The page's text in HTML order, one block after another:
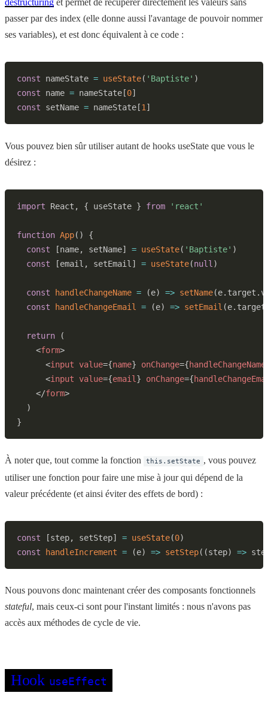
destructuring et permet de récupérer directement les valeurs sans
passer par des index (elle donne aussi l'avantage de pouvoir nommer
ses variables), et est donc équivalent à ce code :
const nameState = useState( 'Baptiste' )
const name = nameState [0]
const setName = nameState [1 ]
Vous pouvez bien sûr utiliser autant de hooks useState que vous le
désirez :
import React , { useState } from 'react'
function App( )
{
const
[name, setName] = useState( 'Baptiste' )
const
[email , setEmail ] = useState(null )
const handleChangeName = (e) => setName(e. target .
const
handleChangeEmail = (e) => setEmail (e. target
return
(
<form>
<input value={name} onChange={handleChangeName
<input value={email } onChange={
</form>
)
}
À noter que, tout comme la fonction this.setState , vous pouvez
utiliser une fonction pour faire une mise à jour qui dépend de la
valeur précédente (et ainsi éviter des effets de bord) :
const [step, setStep] = useState(0)
const
handleIncrement = (e) => setStep( (step) =>
Nous pouvons donc maintenant créer des composants fonctionnels
stateful, mais ceux-ci sont pour l'instant limités : nous n'avons pas
accès aux méthodes de cycle de vie.
Hook useEffect